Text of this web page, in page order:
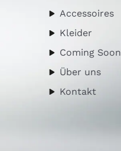
Accessoires
Kleider
Coming Soon
Über uns
Kontakt